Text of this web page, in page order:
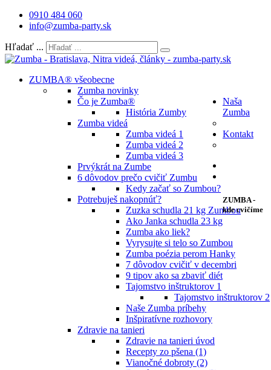
0910 484 060
info@zumba-party.sk
Hľadať ...
ZUMBA® všeobecne
Zumba novinky
Čo je Zumba®
História Zumby
Zumba videá
Zumba videá 1
Zumba videá 2
Zumba videá 3
Prvýkrát na Zumbe
6 dôvodov prečo cvičiť Zumbu
Kedy začať so Zumbou?
Potrebuješ nakopnúť?
Zuzka schudla 21 kg Zumbou
Ako Janka schudla 23 kg
Zumba ako liek?
Vyrysujte si telo so Zumbou
Zumba poézia perom Hanky
7 dôvodov cvičiť v decembri
9 tipov ako sa zbaviť diét
Tajomstvo inštruktorov 1
Tajomstvo inštruktorov 2
Naše Zumba príbehy
Inšpiratívne rozhovory
Naša
Zumba
Zdravie na tanieri
Zdravie na tanieri úvod
Recepty zo pšena (1)
Vianočné dobroty (2)
Kontakt
ZUMBA -
kde cvičíme